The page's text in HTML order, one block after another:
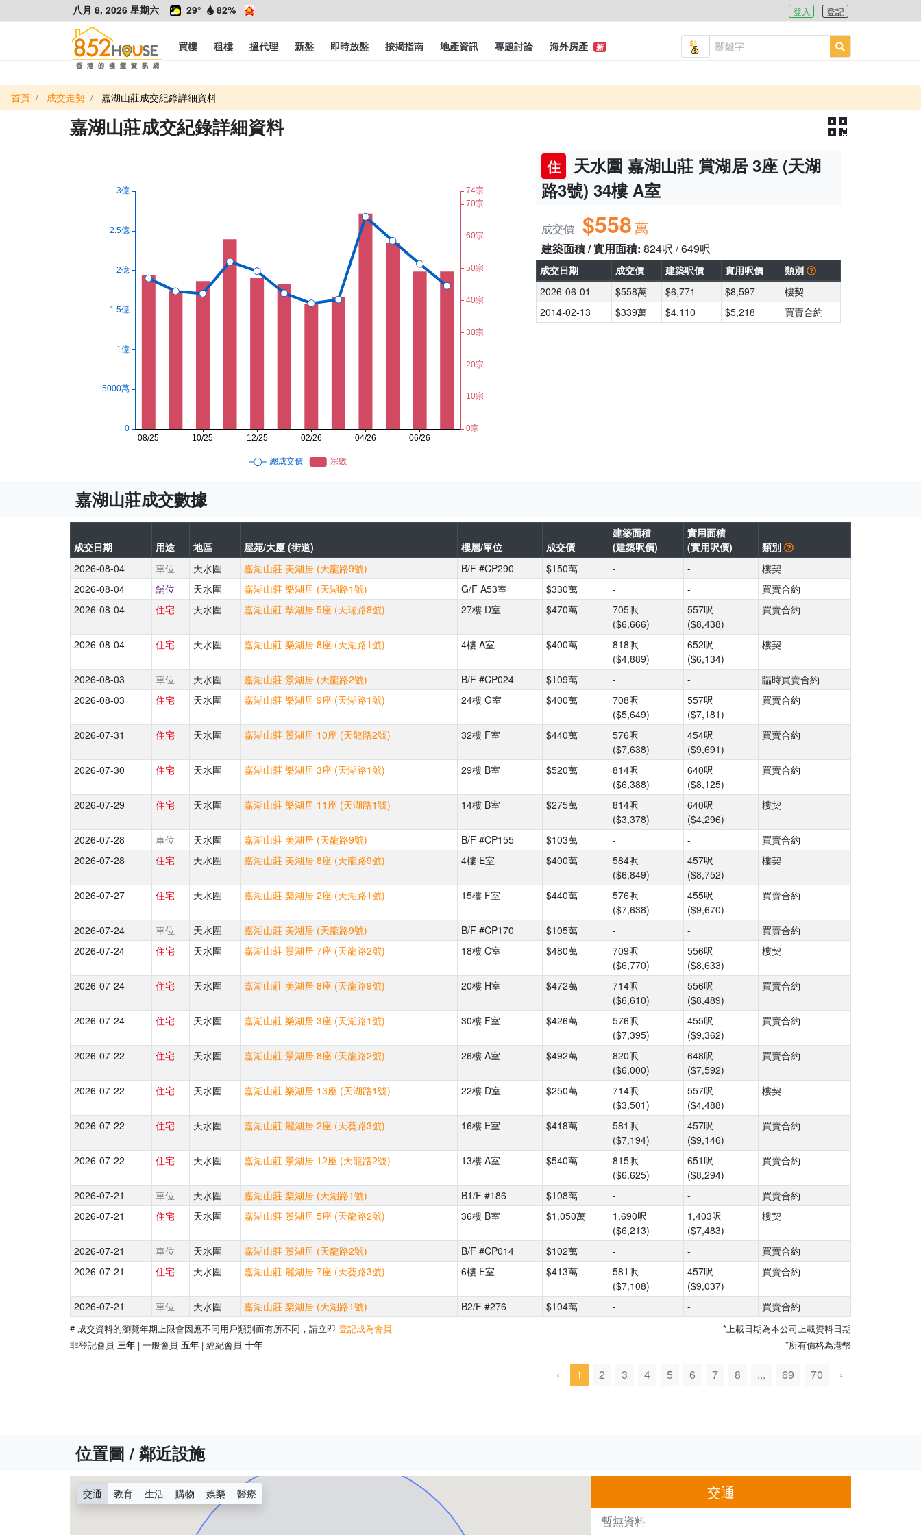
八月 8, 2026 星期六 29° 82% 登入 登記
買樓 租樓 搵代理 新盤 即時放盤 按揭指南 地產資訊 專題討論 海外房產 新
首頁 成交走勢 嘉湖山莊成交紀錄詳細資料
嘉湖山莊成交紀錄詳細資料
住
天水圍 嘉湖山莊 賞湖居 3座 (天湖
路3號) 34樓 A室
成交價 $558萬
建築面積 / 實用面積: 824呎 / 649呎
成交日期 成交價 建築呎價 實用呎價
類別
2026-06-01
$558萬 $6,771 $8,597
樓契
2014-02-13
$339萬 $4,110 $5,218 買賣合約
嘉湖山莊成交數據
成交日期 用途 地區 屋苑/大廈 (街道) 樓層/單位 成交價
建築面積
(建築呎價)
實用面積
(實用呎價)
類別
2026-08-04
車位 天水圍 嘉湖山莊 美湖居 (天龍路9號) B/F #CP290 $150萬 - -
樓契
2026-08-04
舖位 天水圍 嘉湖山莊 樂湖居 (天湖路1號) G/F A53室 $330萬 - -
買賣合約
2026-08-04
住宅 天水圍 嘉湖山莊 翠湖居 5座 (天瑞路8號) 27樓 D室 $470萬
705呎
($6,666)
557呎
($8,438)
買賣合約
2026-08-04 住宅 天水圍 嘉湖山莊 樂湖居 8座 (天湖路1號) 4樓 A室 $400萬
818呎
($4,889)
652呎
($6,134)
樓契
2026-08-03 車位 天水圍 嘉湖山莊 景湖居 (天龍路2號) B/F #CP024 $109萬 - -
臨時買賣合約
2026-08-03
住宅 天水圍 嘉湖山莊 樂湖居 9座 (天湖路1號) 24樓 G室 $400萬
708呎
($5,649)
557呎
($7,181)
買賣合約
2026-07-31 住宅 天水圍 嘉湖山莊 景湖居 10座 (天龍路2號) 32樓 F室 $440萬
576呎
($7,638)
454呎
($9,691)
買賣合約
2026-07-30 住宅 天水圍 嘉湖山莊 樂湖居 3座 (天湖路1號) 29樓 B室 $520萬
814呎
($6,388)
640呎
($8,125)
買賣合約
2026-07-29 住宅 天水圍 嘉湖山莊 樂湖居 11座 (天湖路1號) 14樓 B室 $275萬
814呎
($3,378)
640呎
($4,296)
樓契
2026-07-28 車位 天水圍 嘉湖山莊 美湖居 (天龍路9號) B/F #CP155 $103萬 - -
買賣合約
2026-07-28
住宅 天水圍 嘉湖山莊 美湖居 8座 (天龍路9號) 4樓 E室 $400萬
584呎
($6,849)
457呎
($8,752)
樓契
2026-07-27 住宅 天水圍 嘉湖山莊 樂湖居 2座 (天湖路1號) 15樓 F室 $440萬
576呎
($7,638)
455呎
($9,670)
買賣合約
2026-07-24 車位 天水圍 嘉湖山莊 美湖居 (天龍路9號) B/F #CP170 $105萬 - -
買賣合約
2026-07-24
住宅 天水圍 嘉湖山莊 景湖居 7座 (天龍路2號) 18樓 C室 $480萬
709呎
($6,770)
556呎
($8,633)
樓契
2026-07-24 住宅 天水圍 嘉湖山莊 美湖居 8座 (天龍路9號) 20樓 H室 $472萬
714呎
($6,610)
556呎
($8,489)
買賣合約
2026-07-24 住宅 天水圍 嘉湖山莊 樂湖居 3座 (天湖路1號) 30樓 F室 $426萬
576呎
($7,395)
455呎
($9,362)
買賣合約
2026-07-22 住宅 天水圍 嘉湖山莊 景湖居 8座 (天龍路2號) 26樓 A室 $492萬
820呎
($6,000)
648呎
($7,592)
買賣合約
2026-07-22 住宅 天水圍 嘉湖山莊 樂湖居 13座 (天湖路1號) 22樓 D室 $250萬
714呎
($3,501)
557呎
($4,488)
樓契
2026-07-22 住宅 天水圍 嘉湖山莊 麗湖居 2座 (天葵路3號) 16樓 E室 $418萬
581呎
($7,194)
457呎
($9,146)
買賣合約
2026-07-22 住宅 天水圍 嘉湖山莊 景湖居 12座 (天龍路2號) 13樓 A室 $540萬
815呎
($6,625)
651呎
($8,294)
買賣合約
2026-07-21 車位 天水圍 嘉湖山莊 樂湖居 (天湖路1號) B1/F #186 $108萬 - -
買賣合約
2026-07-21
住宅 天水圍 嘉湖山莊 景湖居 5座 (天龍路2號) 36樓 B室 $1,050萬
1,690呎
($6,213)
1,403呎
($7,483)
樓契
2026-07-21 車位 天水圍 嘉湖山莊 景湖居 (天龍路2號) B/F #CP014 $102萬 - -
買賣合約
2026-07-21
住宅 天水圍 嘉湖山莊 麗湖居 7座 (天葵路3號) 6樓 E室 $413萬
581呎
($7,108)
457呎
($9,037)
買賣合約
2026-07-21 車位 天水圍 嘉湖山莊 樂湖居 (天湖路1號) B2/F #276 $104萬 - - 買賣合約
# 成交資料的瀏覽年期上限會因應不同用戶類別而有所不同，請立即 登記成為會員
非登記會員 三年 | 一般會員 五年 | 經紀會員 十年
*上載日期為本公司上載資料日期
*所有價格為港幣
‹ 1 2 3 4 5 6 7 8 ... 69 70 ›
位置圖 / 鄰近設施
交通 教育 生活 購物 娛樂 醫療 交通
暫無資料